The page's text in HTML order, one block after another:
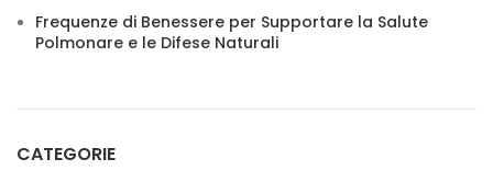
Frequenze di Benessere per Supportare la Salute
Polmonare e le Difese Naturali
CATEGORIE